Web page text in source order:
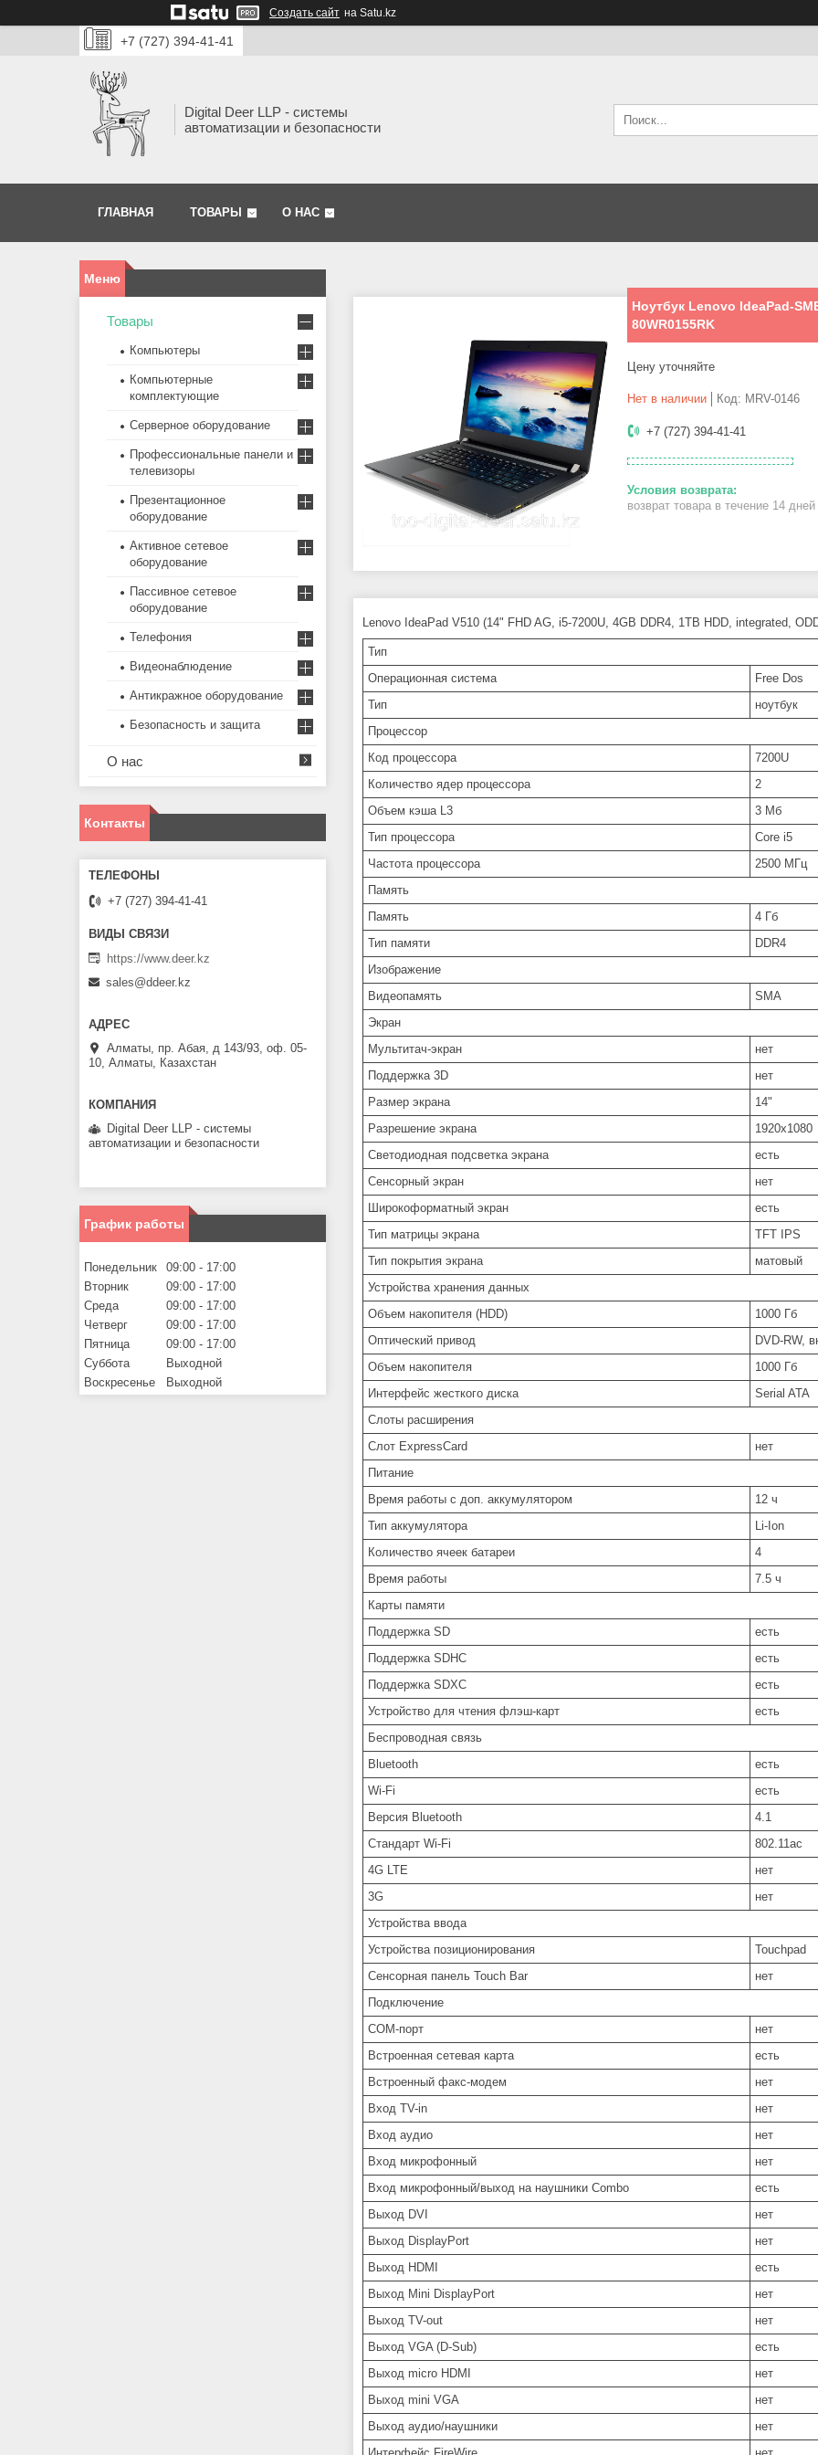
Создать сайт на Satu.kz
+7 (727) 394-41-41
Digital Deer LLP - системы
автоматизации и безопасности
ГЛАВНАЯ ТОВАРЫ О НАС
Ноутбук Lenovo IdeaPad-
80WR0155RK
Цену уточняйте
Нет в наличии Код: MRV-0146
+7 (727) 394-41-41
возврат товара в течение 14 дней
Lenovo IdeaPad V510 (14" FHD AG, i5-7200U, 4GB DDR4, 1TB HDD, integrated,
Тип
Операционная система
Free Dos
Тип
ноутбук
Процессор
Код процессора
7200U
Количество ядер процессора
2
Объем кэша L3
3 Мб
Тип процессора
Core i5
Частота процессора
2500 МГц
Память
Память
4 Гб
Тип памяти
DDR4
Изображение
Видеопамять
SMA
Экран
Мультитач-экран
нет
Поддержка 3D
нет
Размер экрана
14"
Разрешение экрана
1920x1080
Светодиодная подсветка экрана
есть
Сенсорный экран
нет
Широкоформатный экран
есть
Тип матрицы экрана
TFT IPS
Тип покрытия экрана
матовый
Устройства хранения данных
Объем накопителя (HDD)
1000 Гб
Оптический привод
DVD-RW,
Объем накопителя
1000 Гб
Интерфейс жесткого диска
Serial ATA
Слоты расширения
Слот ExpressCard
нет
Питание
Время работы с доп. аккумулятором
12 ч
Тип аккумулятора
Li-Ion
Количество ячеек батареи
4
Время работы
7.5 ч
Карты памяти
Поддержка SD
есть
Поддержка SDHC
есть
Поддержка SDXC
есть
Устройство для чтения флэш-карт
есть
Беспроводная связь
Bluetooth
есть
Wi-Fi
есть
Версия Bluetooth
4.1
Стандарт Wi-Fi
802.11ac
4G LTE
нет
3G
нет
Устройства ввода
Устройства позиционирования
Touchpad
Сенсорная панель Touch Bar
нет
Подключение
COM-порт
нет
Встроенная сетевая карта
есть
Встроенный факс-модем
нет
Вход TV-in
нет
Вход аудио
нет
Вход микрофонный
нет
Вход микрофонный/выход на наушники Combo
есть
Выход DVI
нет
Выход DisplayPort
нет
Выход HDMI
есть
Выход Mini DisplayPort
нет
Выход TV-out
нет
Выход VGA (D-Sub)
есть
Выход micro HDMI
нет
Выход mini VGA
нет
Выход аудио/наушники
нет
Товары
Компьютеры
Компьютерные
комплектующие
Серверное оборудование
Профессиональные панели и
телевизоры
Презентационное
оборудование
Активное сетевое
оборудование
Пассивное сетевое
оборудование
Телефония
Видеонаблюдение
Антикражное оборудование
Безопасность и защита
О нас
Контакты
+7 (727) 394-41-41
https://www.deer.kz
sales@ddeer.kz
Алматы, пр. Абая, д 143/93, оф. 05-
10, Алматы, Казахстан
Digital Deer LLP - системы
автоматизации и безопасности
График работы
Понедельник 09:00
17:00
Вторник
09:00
17:00
Среда
09:00
17:00
Четверг
09:00
17:00
Пятница
09:00
17:00
Суббота
Выходной
Воскресенье
Выходной